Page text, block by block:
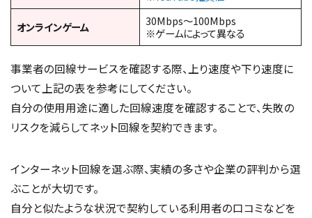
オンラインゲーム
30Mbps～100Mbps
※ゲームによって異なる
事業者の回線サービスを確認する際、上り速度や下り速度に
ついて上記の表を参考にしてください。
自分の使用用途に適した回線速度を確認することで、失敗の
リスクを減らしてネット回線を契約できます。
インターネット回線を選ぶ際、実績の多さや企業の評判から選
ぶことが大切です。
自分と似たような状況で契約している利用者の口コミなどを